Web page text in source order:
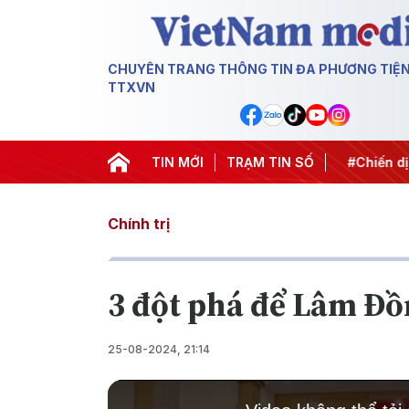
CHUYÊN TRANG THÔNG TIN ĐA PHƯƠNG
TTXVN
TIN MỚI TRẠM TIN SỐ
#Đưa Nghị quyết thành hành động #Chiến
Chính trị
3 đột phá để Lâm
25-08-2024, 21:14
This